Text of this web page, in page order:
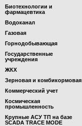
Биотехнологии и
фармацевтика
Водоканал
Газовая
Горнодобывающая
Государственные
учреждения
ЖКХ
Зерновая и комбикормовая
Коммерческий учет
Космическая
промышленность
Крупные АСУ ТП на базе
SCADA TRACE MODE